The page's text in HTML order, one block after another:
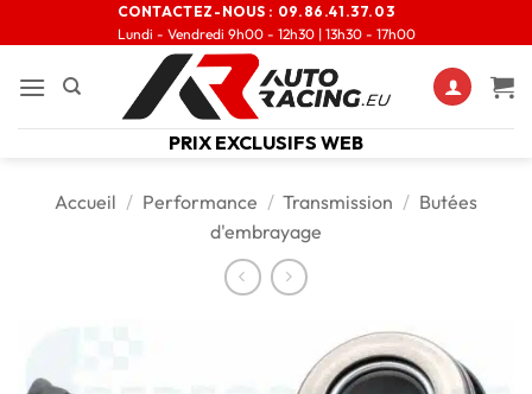
CONTACTEZ-NOUS : 09.86.41.37.03
Lundi - Vendredi 9h00 - 12h30 | 13h30 - 17h00
PRIX EXCLUSIFS WEB
Accueil / Performance / Transmission / Butées
d'embrayage